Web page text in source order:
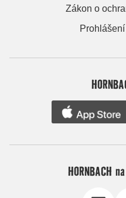
Zákon o
HORNBACH